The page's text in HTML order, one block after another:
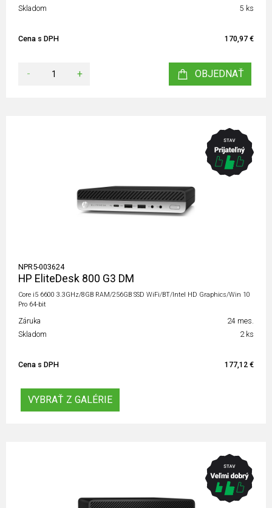
Skladom
5 ks
Cena s DPH 170,97 €
- + OBJEDNAŤ
NPR5-003624
HP EliteDesk 800 G3 DM
Core i5 6600 3.3GHz/8GB RAM/256GB SSD WiFi/BT/Intel HD Graphics/Win 10
Pro 64-bit
Záruka
24 mes.
Skladom
2 ks
Cena s DPH 177,12 €
VYBRAŤ Z GALÉRIE